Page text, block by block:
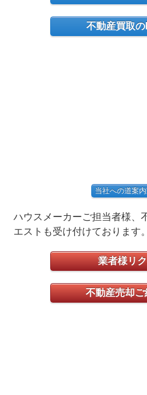
不動産買取
当社への道案
ハウスメーカーご担当者様、
エストも受け付けております。
業者様リ
不動産売却ご